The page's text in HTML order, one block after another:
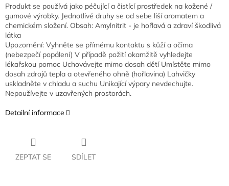
Produkt se používá jako péčující a čistící prostředek na kožené /
gumové výrobky. Jednotlivé druhy se od sebe liší aromatem a
chemickém složení. Obsah: Amylnitrit - je hořlavá a zdraví škodlivá
látka
Upozornění: Vyhněte se přímému kontaktu s kůží a očima
(nebezpečí popálení) V případě požití okamžitě vyhledejte
lékařskou pomoc Uchovávejte mimo dosah dětí Umístěte mimo
dosah zdrojů tepla a otevřeného ohně (hořlavina) Lahvičky
uskladněte v chladu a suchu Unikající výpary nevdechujte.
Nepoužívejte v uzavřených prostorách.
Detailní informace
ZEPTAT SE SDÍLET